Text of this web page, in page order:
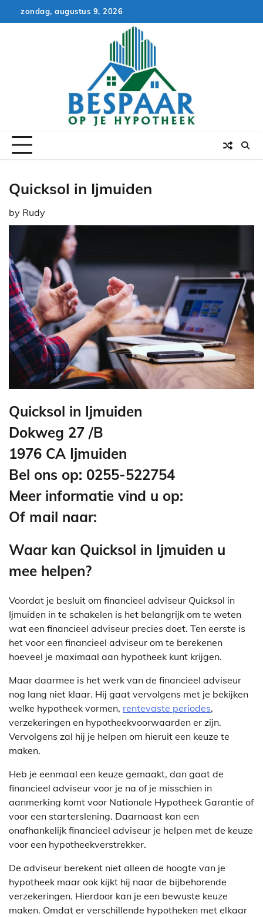
to
zondag, augustus 9, 2026
Quicksol in Ijmuiden
by Rudy
Quicksol in Ijmuiden
Dokweg 27 /B
1976 CA Ijmuiden
Bel ons op: 0255-522754
Meer informatie vind u op:
Of mail naar:
Waar kan Quicksol in Ijmuiden u
mee helpen?
Voordat je besluit om financieel adviseur Quicksol in
Ijmuiden in te schakelen is het belangrijk om te weten
wat een financieel adviseur precies doet. Ten eerste is
het voor een financieel adviseur om te berekenen
hoeveel je maximaal aan hypotheek kunt krijgen.
Maar daarmee is het werk van de financieel adviseur
nog lang niet klaar. Hij gaat vervolgens met je bekijken
welke hypotheek vormen, rentevaste periodes,
verzekeringen en hypotheekvoorwaarden er zijn.
Vervolgens zal hij je helpen om hieruit een keuze te
maken.
Heb je eenmaal een keuze gemaakt, dan gaat de
financieel adviseur voor je na of je misschien in
aanmerking komt voor Nationale Hypotheek Garantie of
voor een starterslening. Daarnaast kan een
onafhankelijk financieel adviseur je helpen met de keuze
voor een hypotheekverstrekker.
De adviseur berekent niet alleen de hoogte van je
hypotheek maar ook kijkt hij naar de bijbehorende
verzekeringen. Hierdoor kan je een bewuste keuze
maken. Omdat er verschillende hypotheken met elkaar